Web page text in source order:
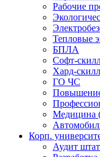
Рабочие
Тепловые
БПЛА
Софт-
Хард-
ГО ЧС
Корп.
Аудит